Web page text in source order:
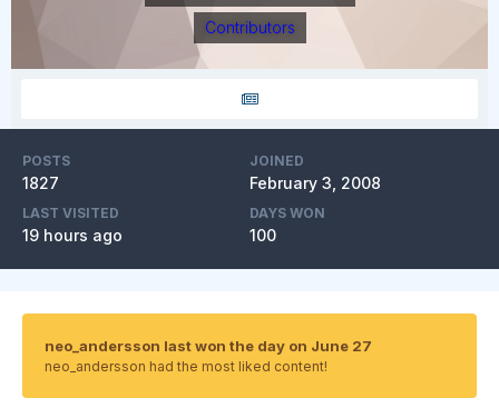
Contributors
POSTS
1827
JOINED
February 3, 2008
LAST VISITED
19 hours ago
DAYS WON
100
neo_andersson last won the day on June 27
neo_andersson had the most liked content!